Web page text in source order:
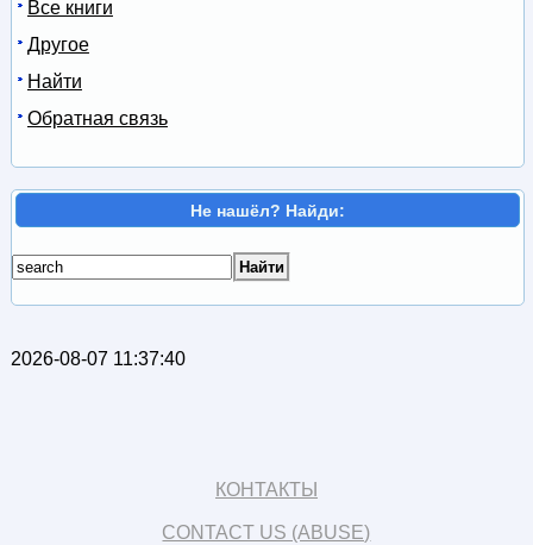
Все книги
Другое
Найти
Обратная связь
Не нашёл? Найди:
2026-08-07 11:37:40
КОНТАКТЫ
CONTACT US (ABUSE)